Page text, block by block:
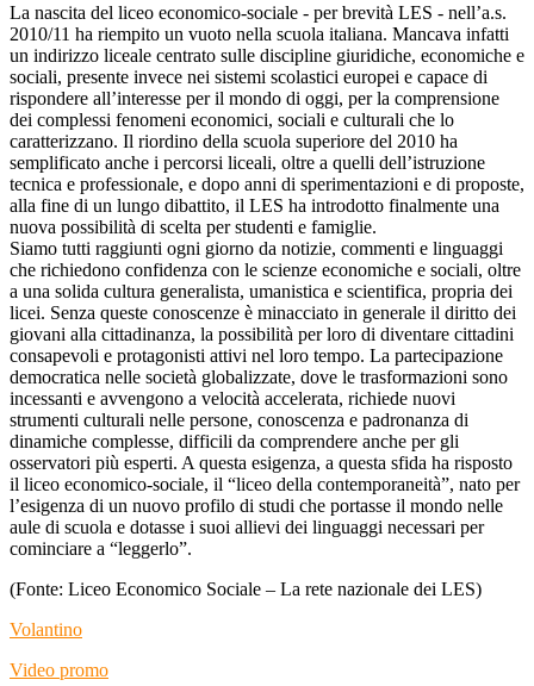
La nascita del liceo economico-sociale - per brevità LES - nell’a.s.
2010/11 ha riempito un vuoto nella scuola italiana. Mancava infatti
un indirizzo liceale centrato sulle discipline giuridiche, economiche e
sociali, presente invece nei sistemi scolastici europei e capace di
rispondere all’interesse per il mondo di oggi, per la comprensione
dei complessi fenomeni economici, sociali e culturali che lo
caratterizzano. Il riordino della scuola superiore del 2010 ha
semplificato anche i percorsi liceali, oltre a quelli dell’istruzione
tecnica e professionale, e dopo anni di sperimentazioni e di proposte,
alla fine di un lungo dibattito, il LES ha introdotto finalmente una
nuova possibilità di scelta per studenti e famiglie.
Siamo tutti raggiunti ogni giorno da notizie, commenti e linguaggi
che richiedono confidenza con le scienze economiche e sociali, oltre
a una solida cultura generalista, umanistica e scientifica, propria dei
licei. Senza queste conoscenze è minacciato in generale il diritto dei
giovani alla cittadinanza, la possibilità per loro di diventare cittadini
consapevoli e protagonisti attivi nel loro tempo. La partecipazione
democratica nelle società globalizzate, dove le trasformazioni sono
incessanti e avvengono a velocità accelerata, richiede nuovi
strumenti culturali nelle persone, conoscenza e padronanza di
dinamiche complesse, difficili da comprendere anche per gli
osservatori più esperti. A questa esigenza, a questa sfida ha risposto
il liceo economico-sociale, il “liceo della contemporaneità”, nato per
l’esigenza di un nuovo profilo di studi che portasse il mondo nelle
aule di scuola e dotasse i suoi allievi dei linguaggi necessari per
cominciare a “leggerlo”.
(Fonte: Liceo Economico Sociale – La rete nazionale dei LES)
Volantino
Video promo